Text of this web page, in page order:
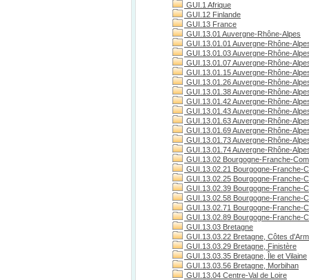
GUI.1 Afrique
GUI.12 Finlande
GUI.13 France
GUI.13.01 Auvergne-Rhône-Alpes
GUI.13.01.01 Auvergne-Rhône-
GUI.13.01.03 Auvergne-Rhône-
GUI.13.01.07 Auvergne-Rhône-
GUI.13.01.15 Auvergne-Rhône-
GUI.13.01.26 Auvergne-Rhône-
GUI.13.01.38 Auvergne-Rhône-
GUI.13.01.42 Auvergne-Rhône-
GUI.13.01.43 Auvergne-Rhône-
GUI.13.01.63 Auvergne-Rhône-
GUI.13.01.69 Auvergne-Rhône-
GUI.13.01.73 Auvergne-Rhône-
GUI.13.01.74 Auvergne-Rhône-
GUI.13.02 Bourgogne-Franche-
GUI.13.02.21 Bourgogne-Franche-
GUI.13.02.25 Bourgogne-Franche-
GUI.13.02.39 Bourgogne-Franche-
GUI.13.02.58 Bourgogne-Franche-
GUI.13.02.71 Bourgogne-Franche-
GUI.13.02.89 Bourgogne-Franche-
GUI.13.03 Bretagne
GUI.13.03.22 Bretagne, Côtes
GUI.13.03.29 Bretagne, Finistère
GUI.13.03.35 Bretagne, Île et Vilaine
GUI.13.03.56 Bretagne, Morbihan
GUI.13.04 Centre-Val de Loire